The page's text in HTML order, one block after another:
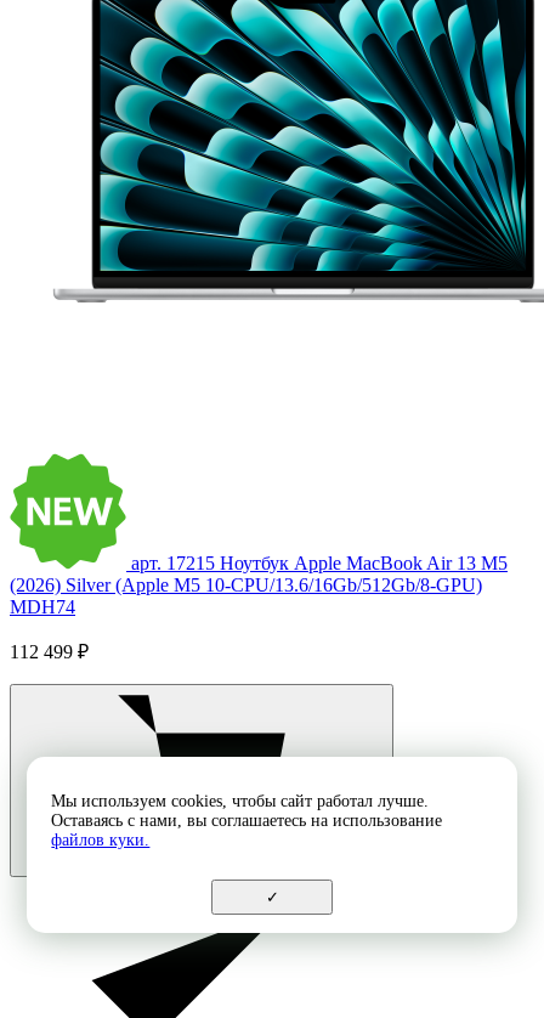
арт. 17215 Ноутбук Apple MacBook Air 13 M5
(2026) Silver (Apple M5 10-CPU/13.6/16Gb/512Gb/8-GPU)
MDH74
112 499 ₽
Мы используем cookies, чтобы сайт работал лучше.
Оставаясь с нами, вы соглашаетесь на использование
файлов куки.
✓